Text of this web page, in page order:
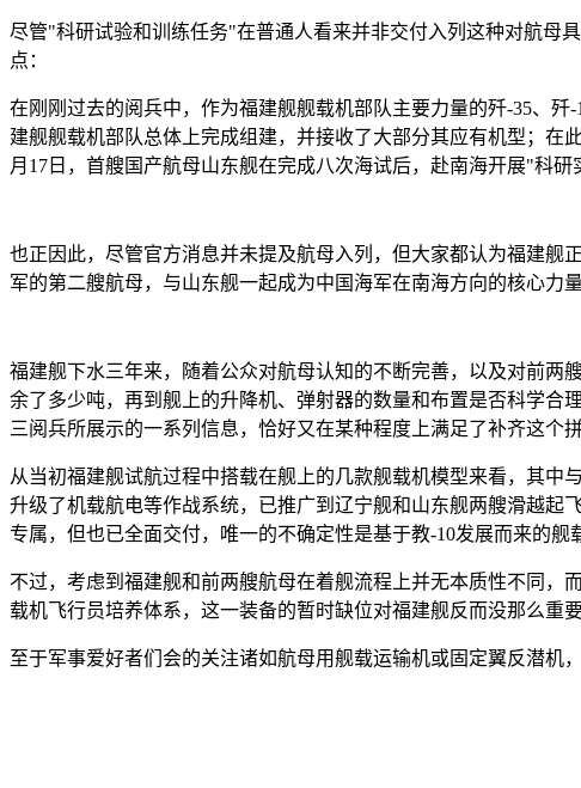
尽管"科研试验和训练任务"在普通人看来并非交付入列这种对航母
点：
在刚刚过去的阅兵中，作为福建舰舰载机部队主要力量的歼-35、
建舰舰载机部队总体上完成组建，并接收了大部分其应有机型；在
月17日，首艘国产航母山东舰在完成八次海试后，赴南海开展"科
也正因此，尽管官方消息并未提及航母入列，但大家都认为福建舰
军的第二艘航母，与山东舰一起成为中国海军在南海方向的核心力量
福建舰下水三年来，随着公众对航母认知的不断完善，以及对前两
余了多少吨，再到舰上的升降机、弹射器的数量和布置是否科学
三阅兵所展示的一系列信息，恰好又在某种程度上满足了补齐这个
从当初福建舰试航过程中搭载在舰上的几款舰载机模型来看，其中
升级了机载航电等作战系统，已推广到辽宁舰和山东舰两艘滑越起
专属，但也已全面交付，唯一的不确定性是基于教-10发展而来的舰
不过，考虑到福建舰和前两艘航母在着舰流程上并无本质性不同
载机飞行员培养体系，这一装备的暂时缺位对福建舰反而没那么重要
至于军事爱好者们会的关注诸如航母用舰载运输机或固定翼反潜机